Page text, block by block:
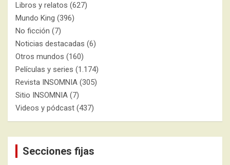
Libros y relatos (627)
Mundo King (396)
No ficción (7)
Noticias destacadas (6)
Otros mundos (160)
Películas y series (1.174)
Revista INSOMNIA (305)
Sitio INSOMNIA (7)
Videos y pódcast (437)
Secciones fijas